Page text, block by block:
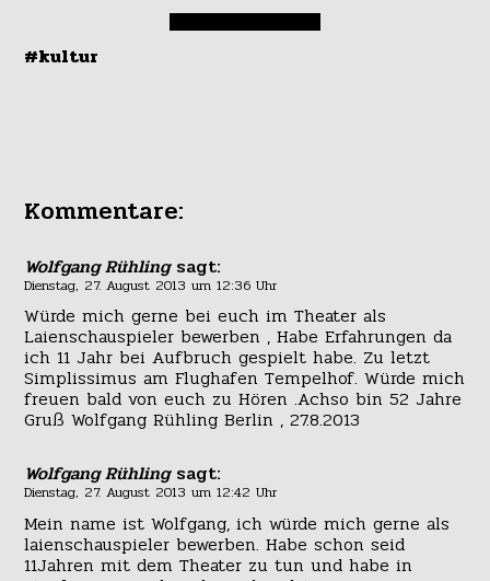
#kultur
Kommentare:
Wolfgang Rühling sagt:
Dienstag, 27. August 2013 um 12:36 Uhr
Würde mich gerne bei euch im Theater als
Laienschauspieler bewerben , Habe Erfahrungen da
ich 11 Jahr bei Aufbruch gespielt habe. Zu letzt
Simplissimus am Flughafen Tempelhof. Würde mich
freuen bald von euch zu Hören .Achso bin 52 Jahre
Gruß Wolfgang Rühling Berlin , 27.8.2013
Wolfgang Rühling sagt:
Dienstag, 27. August 2013 um 12:42 Uhr
Mein name ist Wolfgang, ich würde mich gerne als
laienschauspieler bewerben. Habe schon seid
11Jahren mit dem Theater zu tun und habe in